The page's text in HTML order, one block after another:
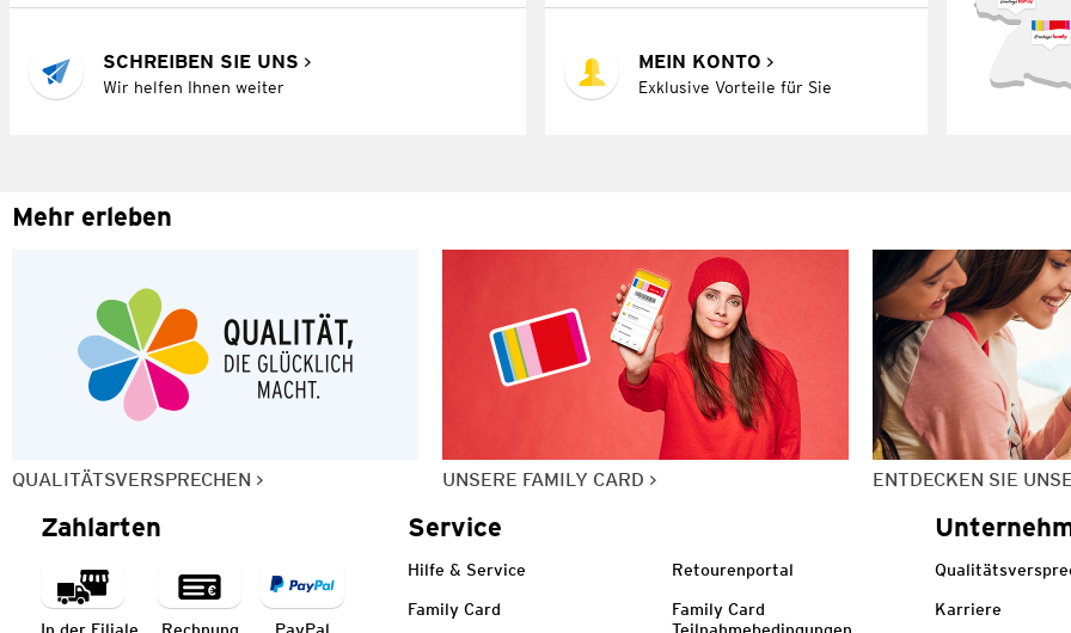
SCHREIBEN SIE UNS
Wir helfen Ihnen weiter
MEIN KONTO
Exklusive Vorteile für Sie
Mehr erleben
QUALITÄTSVERSPRECHEN UNSERE FAMILY CARD ENTDECKEN SIE
Zahlarten Service
Hilfe & Service Retourenportal
Family Card
Family Card
Karriere